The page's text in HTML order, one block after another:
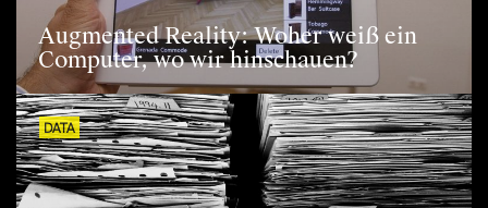
Augmented Reality: Woher weiß ein
Computer, wo wir hinschauen?
DATA